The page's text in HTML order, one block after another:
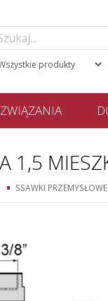
1,5
SSAWKI PRZEMYSŁOWE